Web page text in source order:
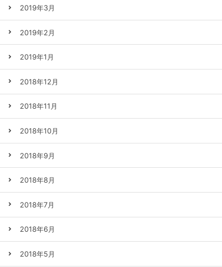
2019年3月
2019年2月
2019年1月
2018年12月
2018年11月
2018年10月
2018年9月
2018年8月
2018年7月
2018年6月
2018年5月